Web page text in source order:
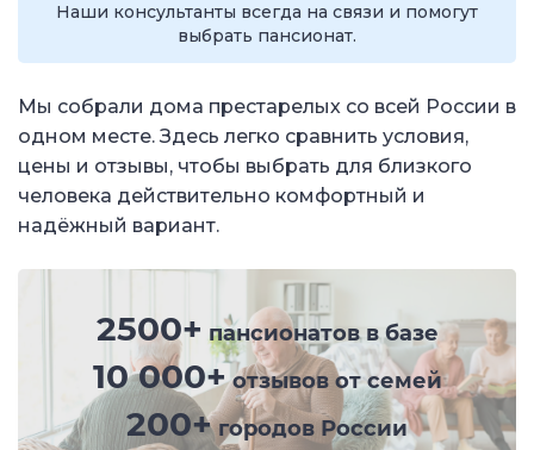
Наши консультанты всегда на связи и помогут
выбрать пансионат.
Мы собрали дома престарелых со всей России в
одном месте. Здесь легко сравнить условия,
цены и отзывы, чтобы выбрать для близкого
человека действительно комфортный и
надёжный вариант.
2500+ пансионатов в базе
10 000+отзывов от семей
200+городов России